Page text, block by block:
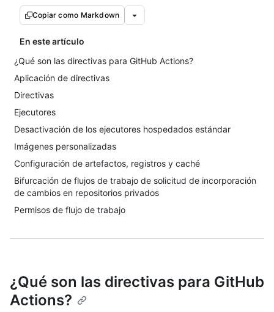
Copiar como Markdown
En este artículo
¿Qué son las directivas para GitHub Actions?
Aplicación de directivas
Directivas
Ejecutores
Desactivación de los ejecutores hospedados estándar
Imágenes personalizadas
Configuración de artefactos, registros y caché
Bifurcación de flujos de trabajo de solicitud de incorporación
de cambios en repositorios privados
Permisos de flujo de trabajo
¿Qué son las directivas para GitHub
Actions?